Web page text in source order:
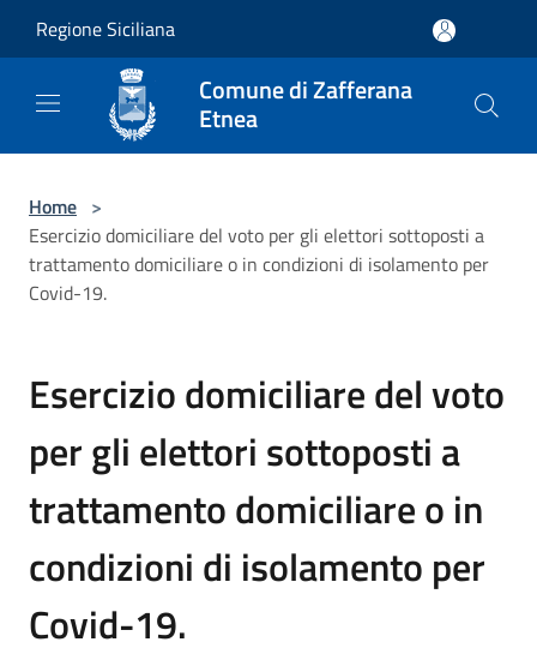
Regione Siciliana
Comune di Zafferana
Etnea
Home >
Esercizio domiciliare del voto per gli elettori sottoposti a
trattamento domiciliare o in condizioni di isolamento per
Covid-19.
Esercizio domiciliare del voto
per gli elettori sottoposti a
trattamento domiciliare o in
condizioni di isolamento per
Covid-19.